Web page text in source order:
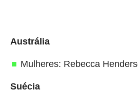
Austrália
Mulheres: Rebecca
Suécia